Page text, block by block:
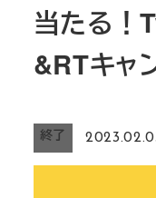
当たる！
&RTキャ
終了